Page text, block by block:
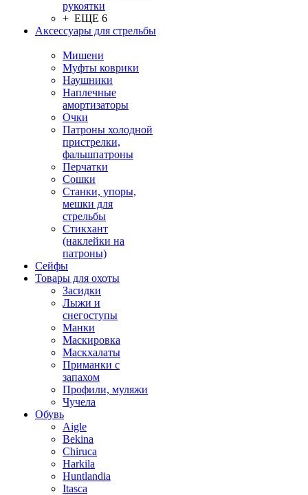
рукоятки
+ ЕЩЕ 6
Аксессуары для стрельбы
Мишени
Муфты коврики
Наушники
Наплечные
амортизаторы
Очки
Патроны холодной
пристрелки,
фальшпатроны
Перчатки
Сошки
Станки, упоры,
мешки для
стрельбы
Стикхант
(наклейки на
патроны)
Сейфы
Товары для охоты
Засидки
Лыжи и
снегоступы
Манки
Маскировка
Маскхалаты
Приманки с
запахом
Профили, муляжи
Чучела
Обувь
Aigle
Bekina
Chiruсa
Harkila
Huntlandia
Itasca